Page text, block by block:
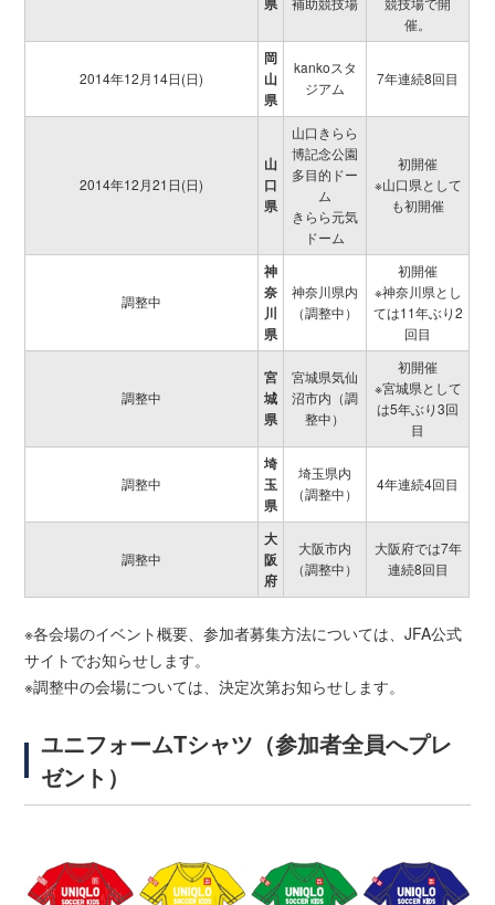
催。
2014年12月14日(日)
岡
山
県
kankoスタ
ジアム
7年連続8回目
2014年12月21日(日)
山
口
県
山口きらら
博記念公園
多目的ドー
ム
きらら元気
ドーム
初開催
※山口県として
も初開催
調整中
神
奈
川
県
神奈川県内
（調整中）
初開催
※神奈川県とし
ては11年ぶり2
回目
調整中
宮
城
県
宮城県気仙
沼市内（調
整中）
初開催
※宮城県として
は5年ぶり3回
目
調整中
埼
玉
県
埼玉県内
（調整中）
4年連続4回目
調整中
大
阪
府
大阪市内
（調整中）
大阪府では7年
連続8回目
※各会場のイベント概要、参加者募集方法については、JFA公式
サイトでお知らせします。
※調整中の会場については、決定次第お知らせします。
ユニフォームTシャツ（参加者全員へプレ
ゼント）